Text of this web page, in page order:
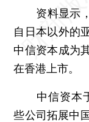
资料显示，
自日本以外的
中信资本成为
在香港上市。
中信资本于
些公司拓展中